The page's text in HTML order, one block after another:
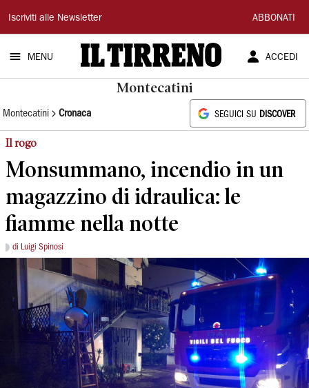
Il
Tirreno
Iscriviti alle Newsletter ABBONATI
MENU ACCEDI
Montecatini
Montecatini Cronaca SEGUICI SU DISCOVER
Il rogo
Monsummano, incendio in un
magazzino di idraulica: le
fiamme nella notte
di Luigi Spinosi